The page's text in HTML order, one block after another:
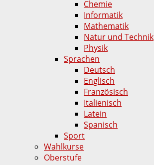
Chemie
Informatik
Mathematik
Natur und Technik
Physik
Sprachen
Deutsch
Englisch
Französisch
Italienisch
Latein
Spanisch
Sport
Wahlkurse
Oberstufe